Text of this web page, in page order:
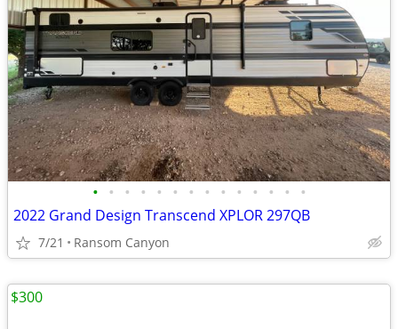
• • • • • • • • • • • • • •
2022 Grand Design Transcend XPLOR 297QB
7/21 Ransom Canyon
$300